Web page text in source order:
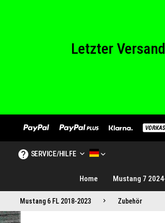
Letzter
SERVICE/HILFE
Home Mustang 7
Mustang 6 FL 2018-2023 Zubehör